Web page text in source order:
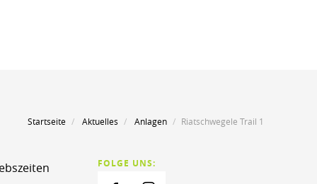
Startseite Aktuelles Anlagen Riatschwegele Trail 1
FOLGE UNS: